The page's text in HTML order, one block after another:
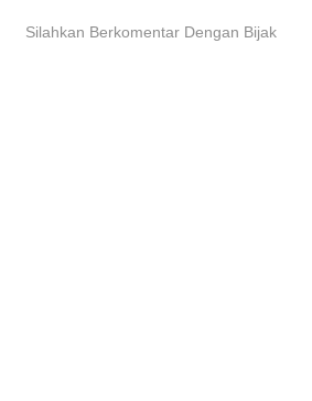
Silahkan Berkomentar Dengan Bijak